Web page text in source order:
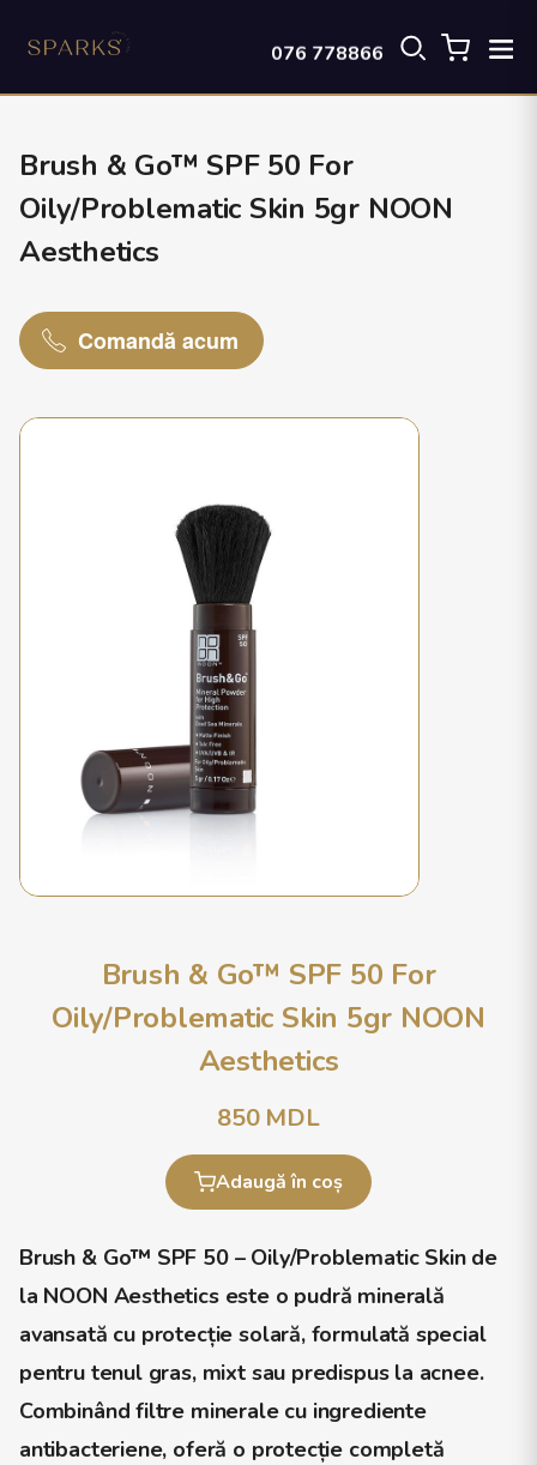
076 778866
Brush & Go™ SPF 50 For
Oily/Problematic Skin 5gr NOON
Aesthetics
Comandă acum
Brush & Go™ SPF 50 For
Oily/Problematic Skin 5gr NOON
Aesthetics
850MDL
Adaugă în coș
Brush & Go™ SPF 50 – Oily/Problematic Skinde
la NOON Aestheticseste o pudră minerală
avansată cu protecție solară, formulată special
pentru tenul gras, mixt sau predispus la acnee.
Combinândfiltre minerale cu ingrediente
antibacteriene, oferă o protecție completă